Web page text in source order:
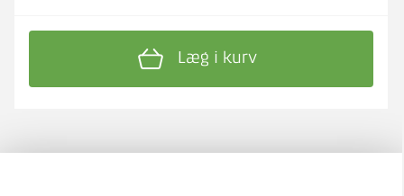
Læg i kurv